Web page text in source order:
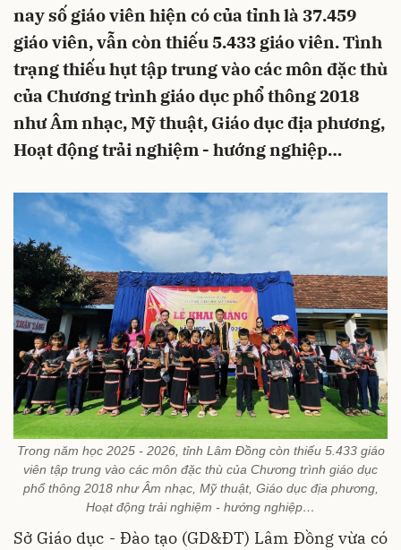
nay số giáo viên hiện có của tỉnh là 37.459
giáo viên, vẫn còn thiếu 5.433 giáo viên. Tình
trạng thiếu hụt tập trung vào các môn đặc thù
của Chương trình giáo dục phổ thông 2018
như Âm nhạc, Mỹ thuật, Giáo dục địa phương,
Hoạt động trải nghiệm - hướng nghiệp…
Trong năm học 2025 - 2026, tỉnh Lâm Đồng còn thiếu 5.433 giáo
viên tập trung vào các môn đặc thù của Chương trình giáo dục
phổ thông 2018 như Âm nhạc, Mỹ thuật, Giáo dục địa phương,
Hoạt động trải nghiệm - hướng nghiệp…
Sở Giáo dục - Đào tạo (GD&ĐT) Lâm Đồng vừa có